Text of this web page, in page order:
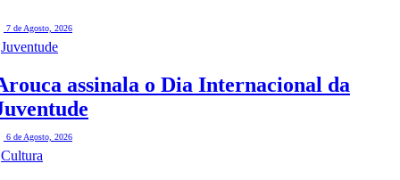
7 de Agosto, 2026
Juventude
assinala o Dia Internacional da
6 de Agosto, 2026
Cultura